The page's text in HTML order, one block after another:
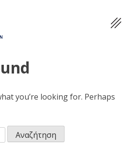
you’re looking for. Perhaps